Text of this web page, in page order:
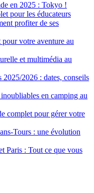
en 2025 : Tokyo !
pour les éducateurs
profiter de ses
votre aventure au
et multimédia au
2025/2026 : dates, conseils
en camping au
complet pour gérer votre
Tours : une évolution
Paris : Tout ce que vous